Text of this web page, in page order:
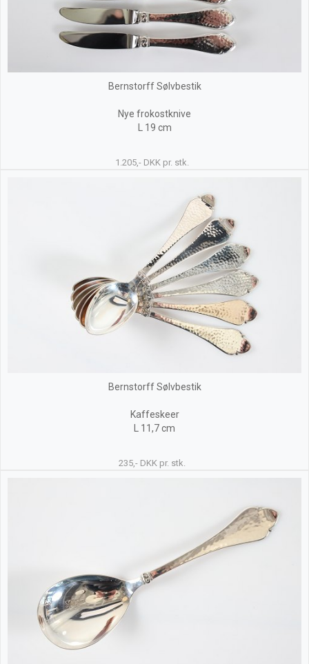
Bernstorff Sølvbestik
Nye frokostknive
L 19 cm
1.205,- DKK pr. stk.
Bernstorff Sølvbestik
Kaffeskeer
L 11,7 cm
235,- DKK pr. stk.